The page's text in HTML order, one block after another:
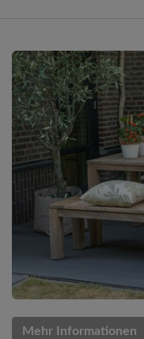
Mehr Informationen